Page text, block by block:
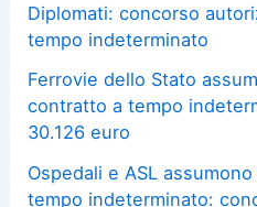
Diplomati: concorso
tempo indeterminato
Ferrovie dello Stato
contratto a tempo
30.126 euro
Ospedali e ASL
tempo indeterminato: